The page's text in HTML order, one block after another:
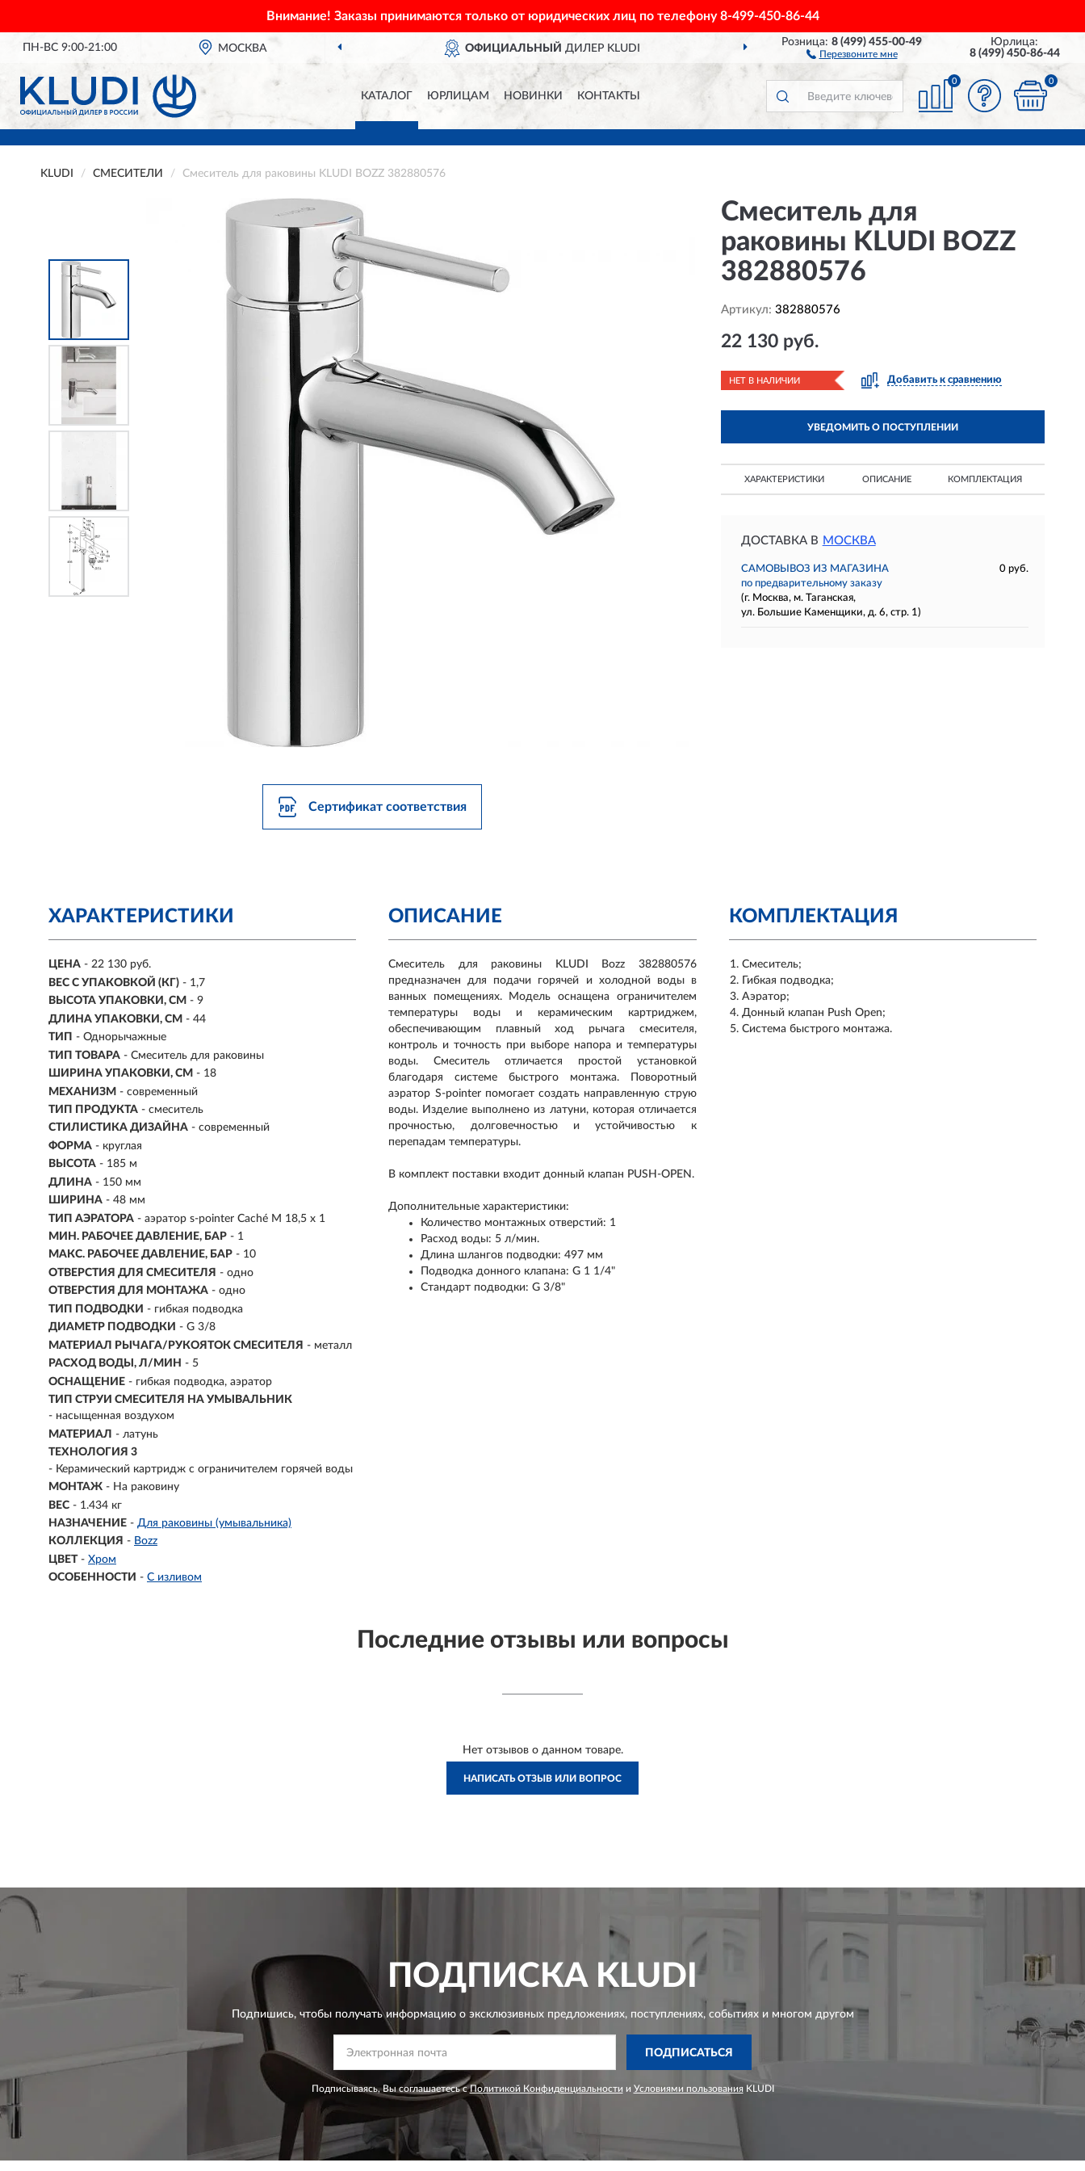
Внимание! Заказы принимаются только от юридических лиц по телефону8-499-450-86-44
ПН-ВС 9:00-21:00 МОСКВА ОФИЦИАЛЬНЫЙ ДИЛЕР KLUDI ДОСТАВИМ ПО ВСЕЙ РОССИИ
Розница:8 (499) 455-00-49
Перезвоните мне
Юрлица:
8 (499) 450-86-44
КАТАЛОГ ЮРЛИЦАМ НОВИНКИ КОНТАКТЫ
0 0
KLUDI СМЕСИТЕЛИ Смеситель для раковины KLUDI BOZZ 382880576
Сертификат соответствия
Смеситель для
раковины KLUDI BOZZ
382880576
Артикул: 382880576
22 130 руб.
НЕТ В НАЛИЧИИ Добавить к сравнению
УВЕДОМИТЬ О ПОСТУПЛЕНИИ
ХАРАКТЕРИСТИКИ ОПИСАНИЕ КОМПЛЕКТАЦИЯ
ДОСТАВКА В МОСКВА
САМОВЫВОЗ ИЗ МАГАЗИНА
0 руб.
по предварительному заказу
(г. Москва, м. Таганская,
ул. Большие Каменщики, д. 6, стр. 1)
ХАРАКТЕРИСТИКИ
ЦЕНА - 22 130 руб.
ВЕС С УПАКОВКОЙ (КГ) - 1,7
ВЫСОТА УПАКОВКИ, СМ - 9
ДЛИНА УПАКОВКИ, СМ - 44
ТИП - Однорычажные
ТИП ТОВАРА - Смеситель для раковины
ШИРИНА УПАКОВКИ, СМ - 18
МЕХАНИЗМ - современный
ТИП ПРОДУКТА - смеситель
СТИЛИСТИКА ДИЗАЙНА - современный
ФОРМА - круглая
ВЫСОТА - 185 м
ДЛИНА - 150 мм
ШИРИНА - 48 мм
ТИП АЭРАТОРА - аэратор s-pointer Caché M 18,5 x 1
МИН. РАБОЧЕЕ ДАВЛЕНИЕ, БАР - 1
МАКС. РАБОЧЕЕ ДАВЛЕНИЕ, БАР - 10
ОТВЕРСТИЯ ДЛЯ СМЕСИТЕЛЯ - одно
ОТВЕРСТИЯ ДЛЯ МОНТАЖА - одно
ТИП ПОДВОДКИ - гибкая подводка
ДИАМЕТР ПОДВОДКИ - G 3/8
МАТЕРИАЛ РЫЧАГА/РУКОЯТОК СМЕСИТЕЛЯ - металл
РАСХОД ВОДЫ, Л/МИН - 5
ОСНАЩЕНИЕ - гибкая подводка, аэратор
ТИП СТРУИ СМЕСИТЕЛЯ НА УМЫВАЛЬНИК
- насыщенная воздухом
МАТЕРИАЛ - латунь
ТЕХНОЛОГИЯ 3
- Керамический картридж с ограничителем горячей воды
МОНТАЖ - На раковину
ВЕС - 1.434 кг
НАЗНАЧЕНИЕ - Для раковины (умывальника)
КОЛЛЕКЦИЯ - Bozz
ЦВЕТ - Хром
ОСОБЕННОСТИ - С изливом
КОМПЛЕКТАЦИЯ
Смеситель;
Гибкая подводка;
Аэратор;
Донный клапан Push Open;
Система быстрого монтажа.
ОПИСАНИЕ
Смеситель для раковины KLUDI Bozz 382880576
предназначен для подачи горячей и холодной воды в
ванных помещениях. Модель оснащена ограничителем
температуры воды и керамическим картриджем,
обеспечивающим плавный ход рычага смесителя,
контроль и точность при выборе напора и температуры
воды. Смеситель отличается простой установкой
благодаря системе быстрого монтажа. Поворотный
аэратор S-pointer помогает создать направленную струю
воды. Изделие выполнено из латуни, которая отличается
прочностью, долговечностью и устойчивостью к
перепадам температуры.
В комплект поставки входит донный клапан PUSH-OPEN.
Дополнительные характеристики:
Количество монтажных отверстий: 1
Расход воды: 5 л/мин.
Длина шлангов подводки: 497 мм
Подводка донного клапана: G 1 1/4"
Стандарт подводки: G 3/8"
Последние отзывы или вопросы
Нет отзывов о данном товаре.
НАПИСАТЬ ОТЗЫВ ИЛИ ВОПРОС
ПОДПИСКАKLUDI
Подпишись, чтобы получать информацию о эксклюзивных предложениях,поступлениях, событиях и многом другом
ПОДПИСАТЬСЯ
Подписываясь, Вы соглашаетесь сПолитикой Конфиденциальности и Условиями пользования KLUDI